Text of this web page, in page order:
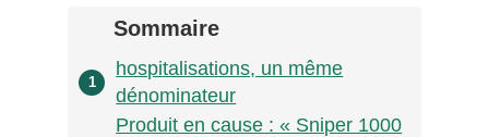
Sommaire
1
hospitalisations, un même
dénominateur
Produit en cause : « Sniper 1000